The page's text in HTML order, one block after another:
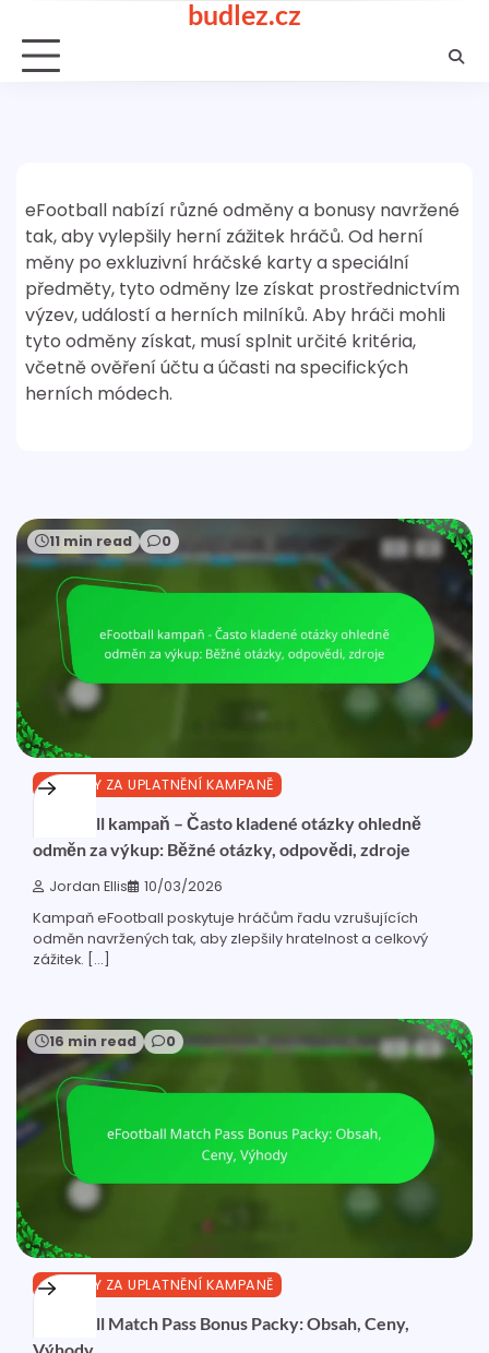
content
budlez.cz
eFootball nabízí různé odměny a bonusy navržené
tak, aby vylepšily herní zážitek hráčů. Od herní
měny po exkluzivní hráčské karty a speciální
předměty, tyto odměny lze získat prostřednictvím
výzev, událostí a herních milníků. Aby hráči mohli
tyto odměny získat, musí splnit určité kritéria,
včetně ověření účtu a účasti na specifických
herních módech.
11 min read 0
ODMĚNY ZA UPLATNĚNÍ KAMPANĚ
eFootball kampaň – Často kladené otázky ohledně
odměn za výkup: Běžné otázky, odpovědi, zdroje
Jordan Ellis 10/03/2026
Kampaň eFootball poskytuje hráčům řadu vzrušujících
odměn navržených tak, aby zlepšily hratelnost a celkový
zážitek. […]
16 min read 0
ODMĚNY ZA UPLATNĚNÍ KAMPANĚ
eFootball Match Pass Bonus Packy: Obsah, Ceny,
Výhody